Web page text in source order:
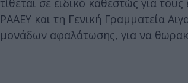
τίθεται σε ειδικό καθεστώς για
ΡΑΑΕΥ και τη Γενική Γραμματεία
μονάδων αφαλάτωσης, για να